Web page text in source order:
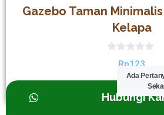
Gazebo Taman
Kelapa
outRp123
Add to cart
Hubungi
Ada